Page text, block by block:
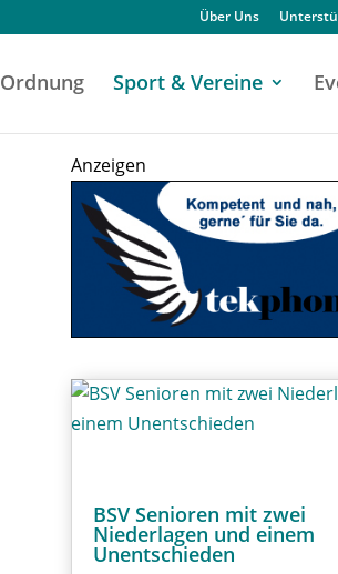
Über Uns
Ordnung Sport & Vereine
Anzeigen
BSV Senioren mit zwei
Niederlagen und einem
Unentschieden